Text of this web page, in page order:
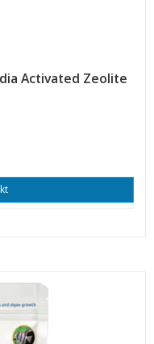
Activated Zeolite